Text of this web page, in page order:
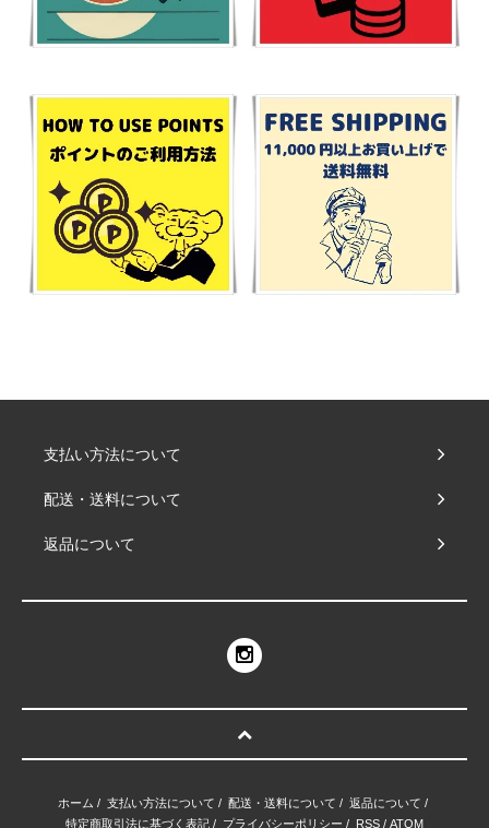
支払い方法について
配送・送料について
返品について
ホーム / 支払い方法について / 配送・送料について / 返品について /
特定商取引法に基づく表記 / プライバシーポリシー / RSS / ATOM